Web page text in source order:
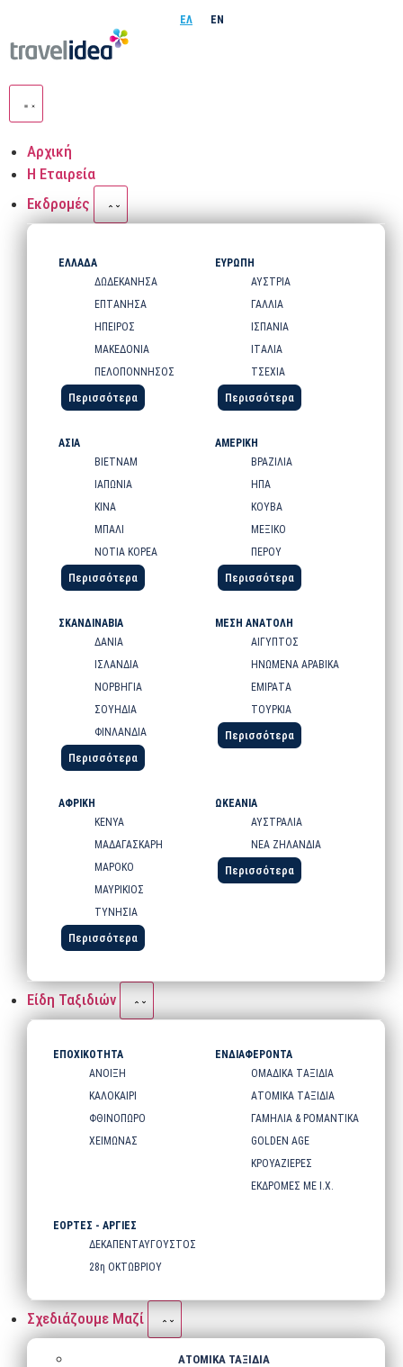
ΕΛ EN
Αρχική
Η Εταιρεία
Εκδρομές
ΕΛΛΑΔΑ
ΔΩΔΕΚΑΝΗΣΑ
ΕΠΤΑΝΗΣΑ
ΗΠΕΙΡΟΣ
ΜΑΚΕΔΟΝΙΑ
ΠΕΛΟΠΟΝΝΗΣΟΣ
Περισσότερα
ΕΥΡΩΠΗ
ΑΥΣΤΡΙΑ
ΓΑΛΛΙΑ
ΙΣΠΑΝΙΑ
ΙΤΑΛΙΑ
ΤΣΕΧΙΑ
Περισσότερα
ΑΣΙΑ
ΒΙΕΤΝΑΜ
ΙΑΠΩΝΙΑ
ΚΙΝΑ
ΜΠΑΛΙ
ΝΟΤΙΑ ΚΟΡΕΑ
Περισσότερα
ΑΜΕΡΙΚΗ
ΒΡΑΖΙΛΙΑ
ΗΠΑ
ΚΟΥΒΑ
ΜΕΞΙΚΟ
ΠΕΡΟΥ
Περισσότερα
ΣΚΑΝΔΙΝΑΒΙΑ
ΔΑΝΙΑ
ΙΣΛΑΝΔΙΑ
ΝΟΡΒΗΓΙΑ
ΣΟΥΗΔΙΑ
ΦΙΝΛΑΝΔΙΑ
Περισσότερα
ΜΕΣΗ ΑΝΑΤΟΛΗ
ΑΙΓΥΠΤΟΣ
ΗΝΩΜΕΝΑ ΑΡΑΒΙΚΑ
ΕΜΙΡΑΤΑ
ΤΟΥΡΚΙΑ
Περισσότερα
ΑΦΡΙΚΗ
ΚΕΝΥΑ
ΜΑΔΑΓΑΣΚΑΡΗ
ΜΑΡΟΚΟ
ΜΑΥΡΙΚΙΟΣ
ΤΥΝΗΣΙΑ
Περισσότερα
ΩΚΕΑΝΙΑ
ΑΥΣΤΡΑΛΙΑ
ΝΕΑ ΖΗΛΑΝΔΙΑ
Περισσότερα
Είδη Ταξιδιών
ΕΠΟΧΙΚΟΤΗΤΑ
ΑΝΟΙΞΗ
ΚΑΛΟΚΑΙΡΙ
ΦΘΙΝΟΠΩΡΟ
ΧΕΙΜΩΝΑΣ
ΕΝΔΙΑΦΕΡΟΝΤΑ
ΟΜΑΔΙΚΑ ΤΑΞΙΔΙΑ
ΑΤΟΜΙΚΑ ΤΑΞΙΔΙΑ
ΓΑΜΗΛΙΑ & ΡΟΜΑΝΤΙΚΑ
GOLDEN AGE
ΚΡΟΥΑΖΙΕΡΕΣ
ΕΚΔΡΟΜΕΣ ΜΕ Ι.Χ.
ΕΟΡΤΕΣ - ΑΡΓΙΕΣ
ΔΕΚΑΠΕΝΤΑΥΓΟΥΣΤΟΣ
28η ΟΚΤΩΒΡΙΟΥ
Σχεδιάζουμε Μαζί
ΑΤΟΜΙΚΑ ΤΑΞΙΔΙΑ